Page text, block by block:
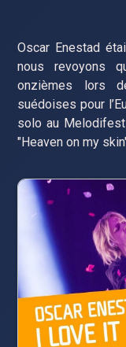
Oscar Enestad
nous revoyons
onzièmes lors
suédoises pour
solo au
"Heaven on my